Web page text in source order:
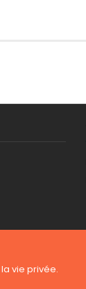
vie privée.